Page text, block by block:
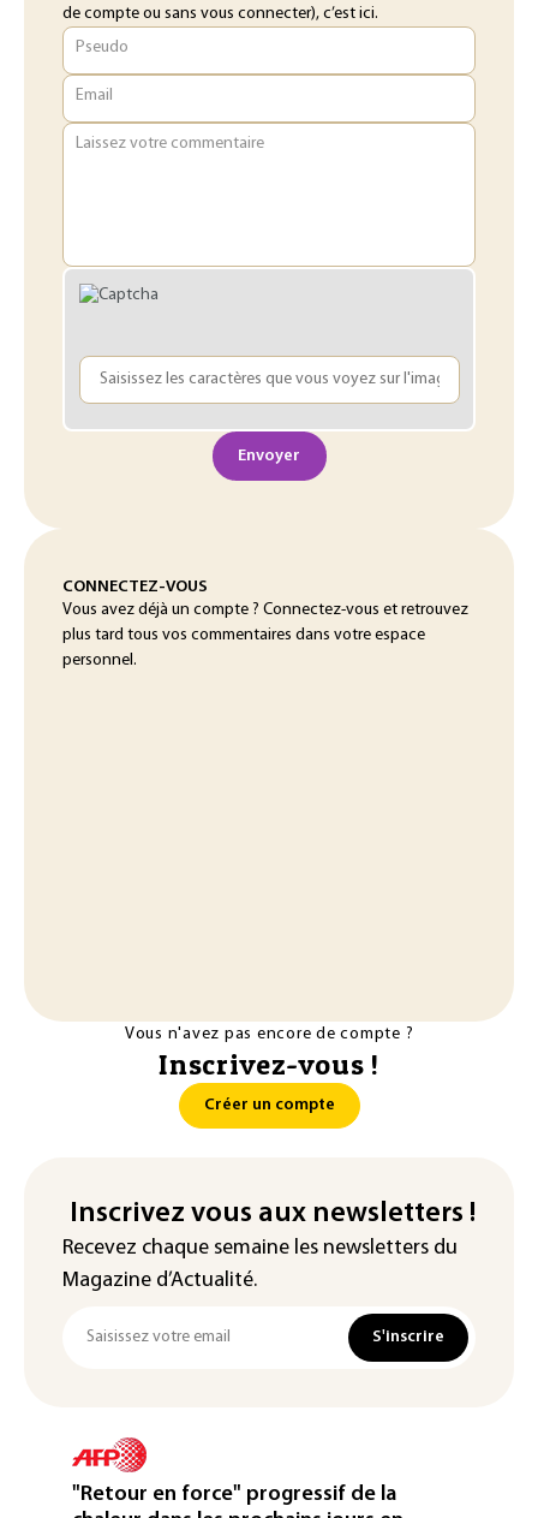
de compte ou sans vous connecter), c’est ici.
Pseudo
Email
Laissez votre commentaire
Envoyer
CONNECTEZ-VOUS
Vous avez déjà un compte ? Connectez-vous et retrouvez
plus tard tous vos commentaires dans votre espace
personnel.
Vous n'avez pas encore de compte ?
Inscrivez-vous !
Créer un compte
Inscrivez vous aux newsletters !
Recevez chaque semaine les newsletters du
Magazine d’Actualité.
S'inscrire
"Retour en force" progressif de la